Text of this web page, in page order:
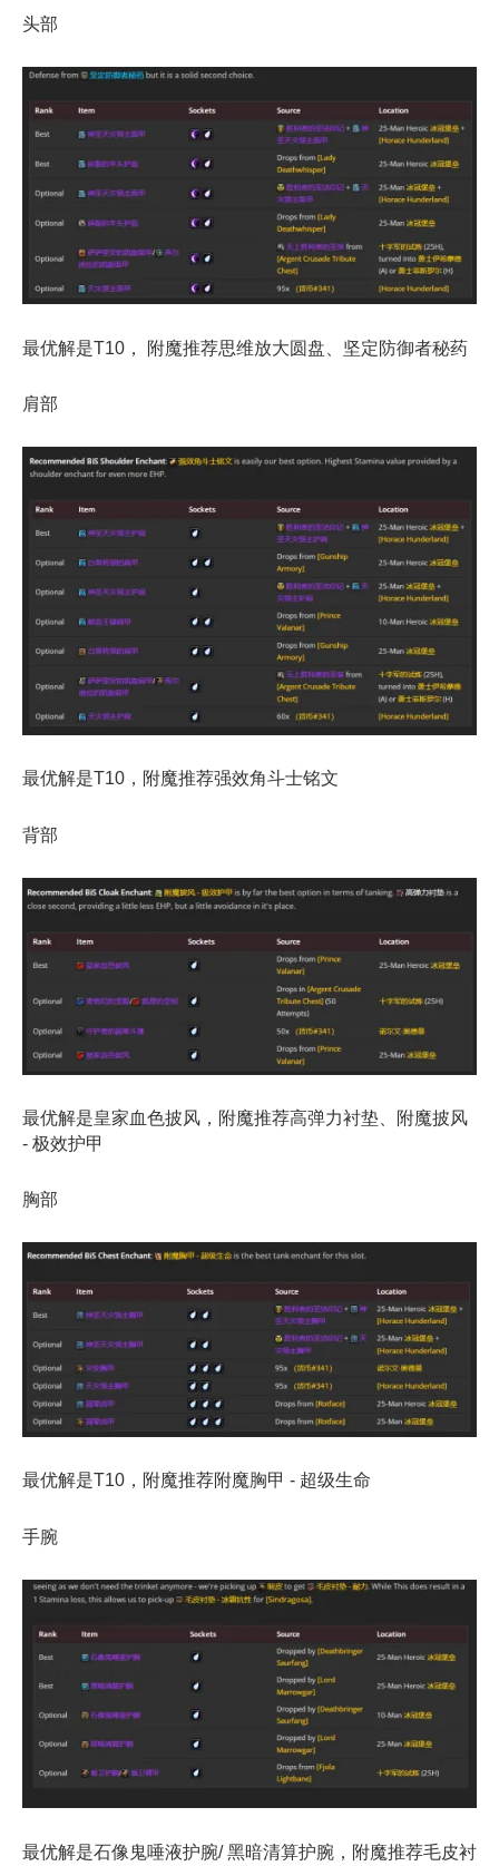
头部
最优解是T10， 附魔推荐思维放大圆盘、坚定防御者秘药
肩部
最优解是T10，附魔推荐强效角斗士铭文
背部
最优解是皇家血色披风，附魔推荐高弹力衬垫、附魔披风
- 极效护甲
胸部
最优解是T10，附魔推荐附魔胸甲 - 超级生命
手腕
最优解是石像鬼唾液护腕/ 黑暗清算护腕，附魔推荐毛皮衬